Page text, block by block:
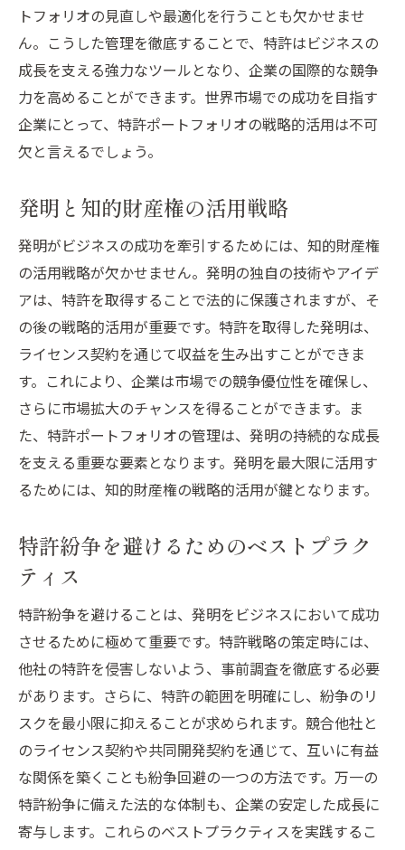
トフォリオの見直しや最適化を行うことも欠かせませ
ん。こうした管理を徹底することで、特許はビジネスの
成長を支える強力なツールとなり、企業の国際的な競争
力を高めることができます。世界市場での成功を目指す
企業にとって、特許ポートフォリオの戦略的活用は不可
欠と言えるでしょう。
発明と知的財産権の活用戦略
発明がビジネスの成功を牽引するためには、知的財産権
の活用戦略が欠かせません。発明の独自の技術やアイデ
アは、特許を取得することで法的に保護されますが、そ
の後の戦略的活用が重要です。特許を取得した発明は、
ライセンス契約を通じて収益を生み出すことができま
す。これにより、企業は市場での競争優位性を確保し、
さらに市場拡大のチャンスを得ることができます。ま
た、特許ポートフォリオの管理は、発明の持続的な成長
を支える重要な要素となります。発明を最大限に活用す
るためには、知的財産権の戦略的活用が鍵となります。
特許紛争を避けるためのベストプラク
ティス
特許紛争を避けることは、発明をビジネスにおいて成功
させるために極めて重要です。特許戦略の策定時には、
他社の特許を侵害しないよう、事前調査を徹底する必要
があります。さらに、特許の範囲を明確にし、紛争のリ
スクを最小限に抑えることが求められます。競合他社と
のライセンス契約や共同開発契約を通じて、互いに有益
な関係を築くことも紛争回避の一つの方法です。万一の
特許紛争に備えた法的な体制も、企業の安定した成長に
寄与します。これらのベストプラクティスを実践するこ